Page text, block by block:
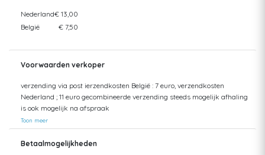
Nederland€ 13,00
België
€ 7,50
Voorwaarden verkoper
verzending via post ierzendkosten België : 7 euro, verzendkosten
Nederland ; 11 euro gecombineerde verzending steeds mogelijk afhaling
is ook mogelijk na afspraak
Toon meer
Betaalmogelijkheden